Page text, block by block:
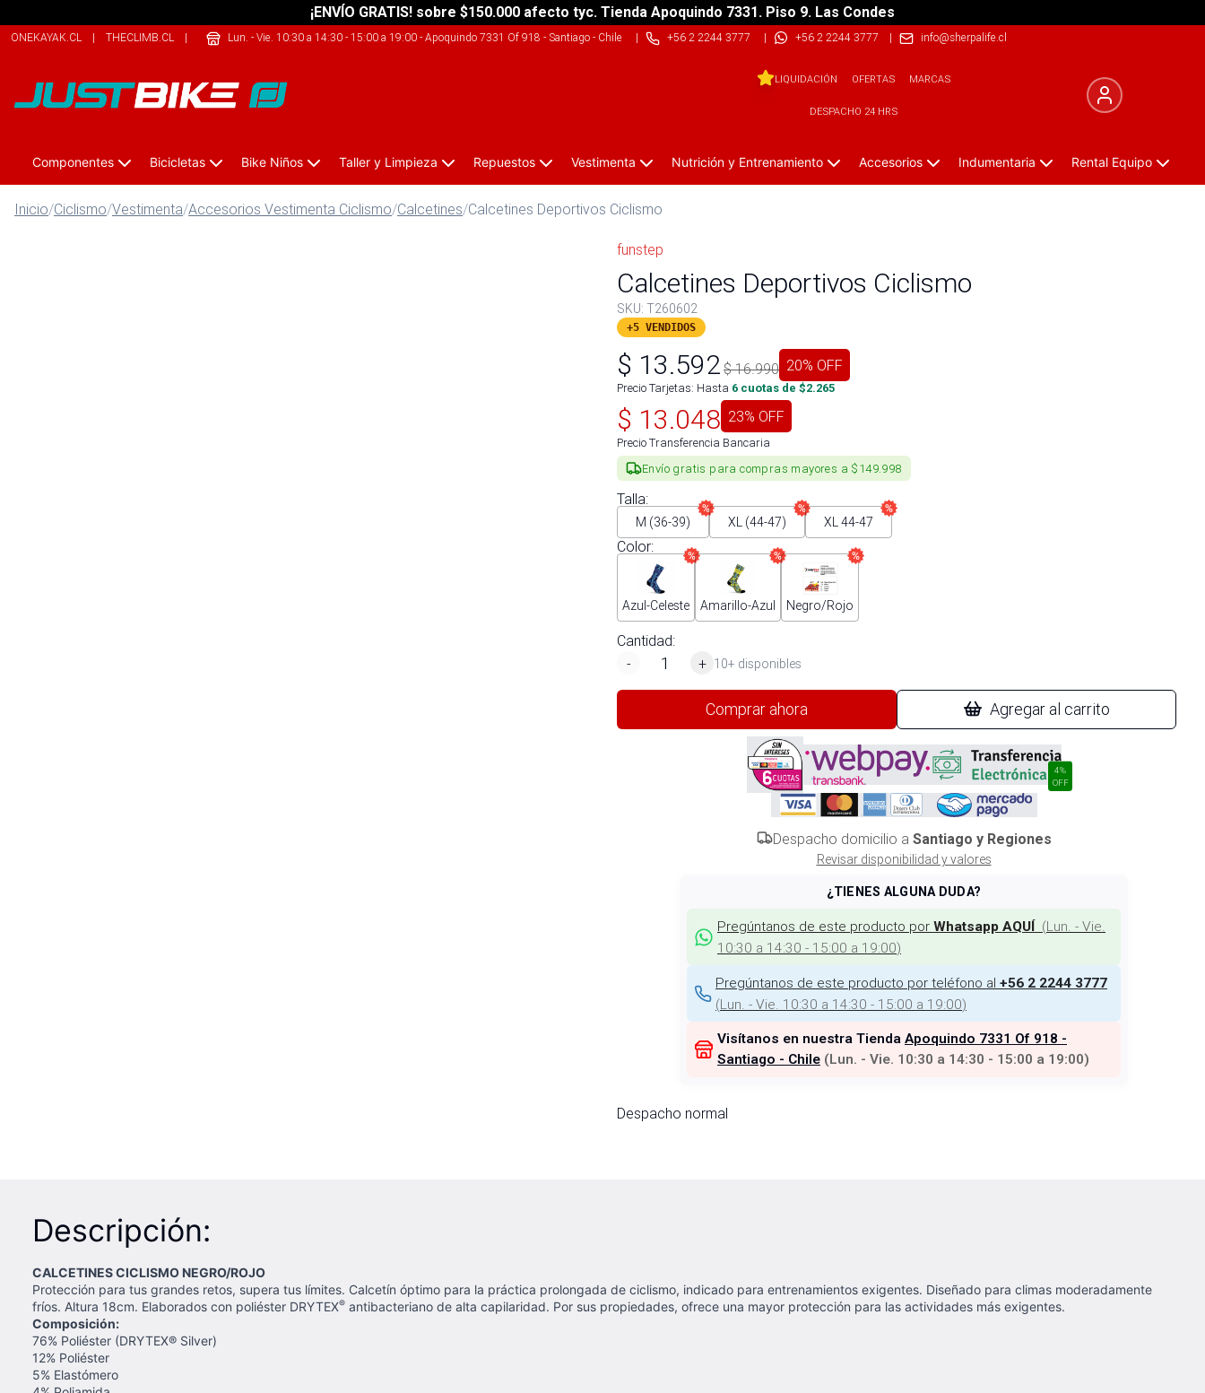
¡ENVÍO GRATIS! sobre $150.000 afecto tyc. Tienda Apoquindo 7331. Piso 9. Las Condes
ONEKAYAK.CL | THECLIMB.CL | SHERPALIFE.CL
Lun. - Vie. 10:30 a 14:30 - 15:00 a 19:00- Apoquindo 7331 Of 918 - Santiago - Chile| +56 2 2244 3777 | +56 2 2244 3777 | info@sherpalife.cl
LIQUIDACIÓN OFERTAS MARCAS
DESPACHO 24 HRS
Componentes Bicicletas Bike Niños Taller y Limpieza Repuestos Vestimenta Nutrición y Entrenamiento Accesorios Indumentaria Rental Equipo
Inicio/Ciclismo/Vestimenta/Accesorios Vestimenta Ciclismo/Calcetines/Calcetines Deportivos Ciclismo
funstep
Calcetines Deportivos Ciclismo
SKU: T260602
+5 VENDIDOS
$ 13.592 $16.990 20% OFF
Precio Tarjetas: Hasta 6 cuotas de $2.265
$ 13.048 23% OFF
Precio Transferencia Bancaria
Envío gratis para compras mayores a $149.998
Talla:
M (36-39) XL (44-47) XL 44-47
Color:
Azul-Celeste Amarillo-Azul Negro/Rojo
Cantidad:
-
+ 10+ disponibles
Comprar ahora Agregar al carrito
4%
OFF
Despacho domicilio a Santiago y Regiones
Revisar disponibilidad y valores
¿TIENES ALGUNA DUDA?
Pregúntanos de este producto por Whatsapp AQUÍ (Lun. - Vie.
10:30 a 14:30 - 15:00 a 19:00)
Pregúntanos de este producto por teléfono al +56 2 2244 3777
(Lun. - Vie. 10:30 a 14:30 - 15:00 a 19:00)
Visítanos en nuestra Tienda Apoquindo 7331 Of 918 -
Santiago - Chile (Lun. - Vie. 10:30 a 14:30 - 15:00 a 19:00)
Despacho normal
Descripción:
CALCETINES CICLISMO NEGRO/ROJO
Protección para tus grandes retos, supera tus límites. Calcetín óptimo para la práctica prolongada de ciclismo, indicado para entrenamientos exigentes. Diseñado para climas moderadamente
fríos. Altura 18cm. Elaborados con poliéster DRYTEX® antibacteriano de alta capilaridad. Por sus propiedades, ofrece una mayor protección para las actividades más exigentes.
Composición:
76% Poliéster (DRYTEX® Silver)
12% Poliéster
5% Elastómero